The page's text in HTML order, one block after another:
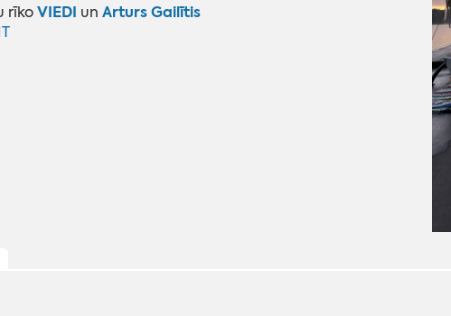
rīkoVIEDI un Arturs Gailītis